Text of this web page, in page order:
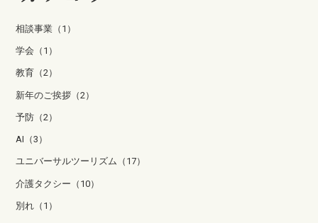
相談事業（1）
学会（1）
教育（2）
新年のご挨拶（2）
予防（2）
AI（3）
ユニバーサルツーリズム（17）
介護タクシー（10）
別れ（1）